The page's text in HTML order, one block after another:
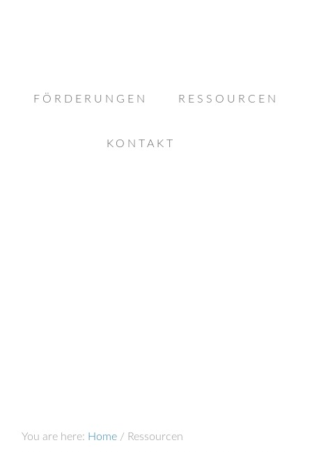
FÖRDERUNGEN RESSOURCEN
KONTAKT
You are here: Home / Ressourcen